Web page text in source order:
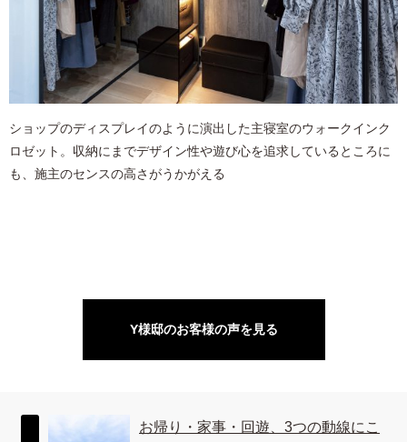
ショップのディスプレイのように演出した主寝室のウォークインク
ロゼット。収納にまでデザイン性や遊び心を追求しているところに
も、施主のセンスの高さがうかがえる
Y様邸のお客様の声を見る
お帰り・家事・回遊、3つの動線にこ